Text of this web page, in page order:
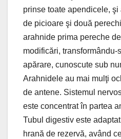
prinse toate apendicele,
de picioare şi două
arahnide prima pereche
modificări, transformându-
apărare, cunoscute sub
Arahnidele au mai mulţi
de antene. Sistemul
este concentrat în partea
Tubul digestiv este
hrană de rezervă, având